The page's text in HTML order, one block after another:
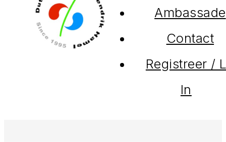
Ambassade
Contact
Registreer /
In